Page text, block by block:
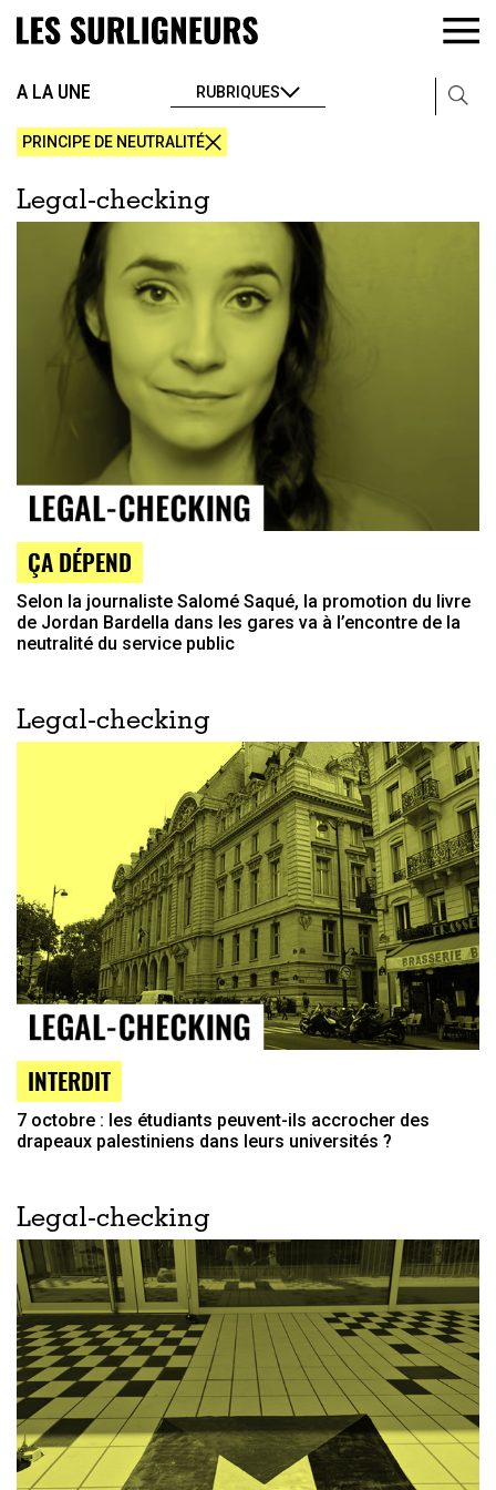
A LA UNE RUBRIQUES
PRINCIPE DE NEUTRALITÉ
Legal-checking
ÇA DÉPEND
Selon la journaliste Salomé Saqué, la promotion du livre
de Jordan Bardella dans les gares va à l’encontre de la
neutralité du service public
Legal-checking
INTERDIT
7 octobre : les étudiants peuvent-ils accrocher des
drapeaux palestiniens dans leurs universités ?
Legal-checking